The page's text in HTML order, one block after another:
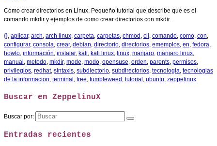
Cómo crear directorios en Linux. Pequeño tutorial que describe que es el
comando mkdir y ejemplos de como crear directorios con mkdir.
{}, aplicar, arch, arch linux, carpeta, carpetas, chmod , cli, comando, como, con,
configurar, consola, crear, debian, directorio, directorios, ememplos, en, fedora,
howto, información, instalar, kali, kali linux, linux, manjaro, manjaro linux,
manual , metodo, mkdir, mode, modo, opensuse, orden, parents, permisos,
privilegios, redhat, sintaxis, subdiectorio, subdirectorios, tecnologia, tecnologias
de la informacion, terminal , tree, tumbleweed , tutorial , ubuntu, zeppelinux
Buscar en ZeppelinuX
Buscar por:
Entradas recientes